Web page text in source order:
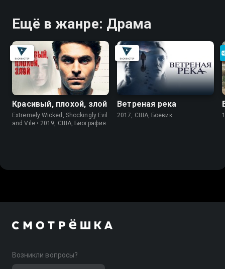
Ещё в жанре: Драма
Красивый, плохой, злой
Extremely Wicked, Shockingly Evil
and Vile • 2019, США, Биография
Ветреная река
2017, США, Боевик
Возникли вопросы?